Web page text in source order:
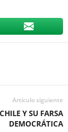
Artículo siguiente
CHILE Y SU FARSA
DEMOCRÁTICA